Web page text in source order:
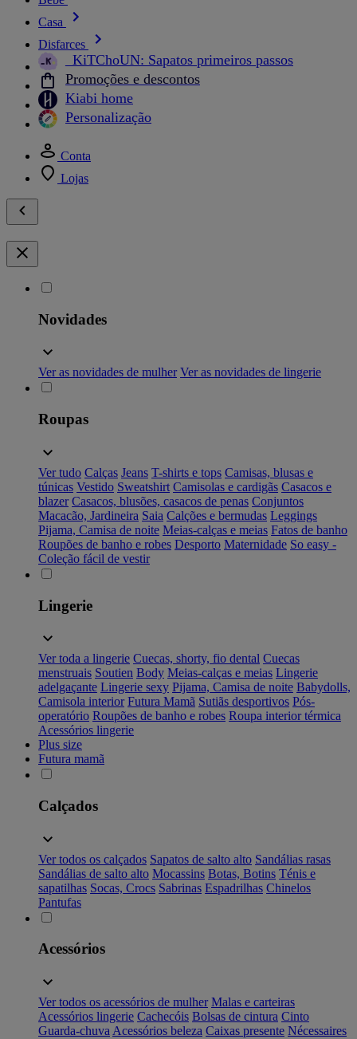
Casa
Disfarces
_KiTChoUN: Sapatos primeiros passos
Promoções e descontos
Kiabi home
Personalização
Conta
Lojas
Novidades
Ver as novidades de mulher Ver as novidades de lingerie
Roupas
Ver tudo Calças Jeans T-shirts e tops Camisas, blusas e
túnicas Vestido Sweatshirt Camisolas e cardigãs Casacos e
blazer Casacos, blusões, casacos de penas Conjuntos
Macacão, Jardineira Saia Calções e bermudas Leggings
Pijama, Camisa de noite Meias-calças e meias Fatos de banho
Roupões de banho e robes Desporto Maternidade So easy -
Coleção fácil de vestir
Lingerie
Ver toda a lingerie Cuecas, shorty, fio dental Cuecas
menstruais Soutien Body Meias-calças e meias Lingerie
adelgaçante Lingerie sexy Pijama, Camisa de noite Babydolls,
Camisola interior Futura Mamã Sutiãs desportivos Pós-
operatório Roupões de banho e robes Roupa interior térmica
Acessórios lingerie
Plus size
Futura mamã
Calçados
Ver todos os calçados Sapatos de salto alto Sandálias rasas
Sandálias de salto alto Mocassins Botas, Botins Ténis e
sapatilhas Socas, Crocs Sabrinas Espadrilhas Chinelos
Pantufas
Acessórios
Ver todos os acessórios de mulher Malas e carteiras
Acessórios lingerie Cachecóis Bolsas de cintura Cinto
Guarda-chuva Acessórios beleza Caixas presente Nécessaires